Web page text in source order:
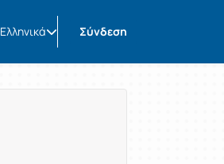
Ελληνικά Σύνδεση